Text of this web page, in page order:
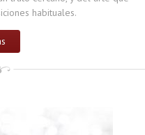
habituales.